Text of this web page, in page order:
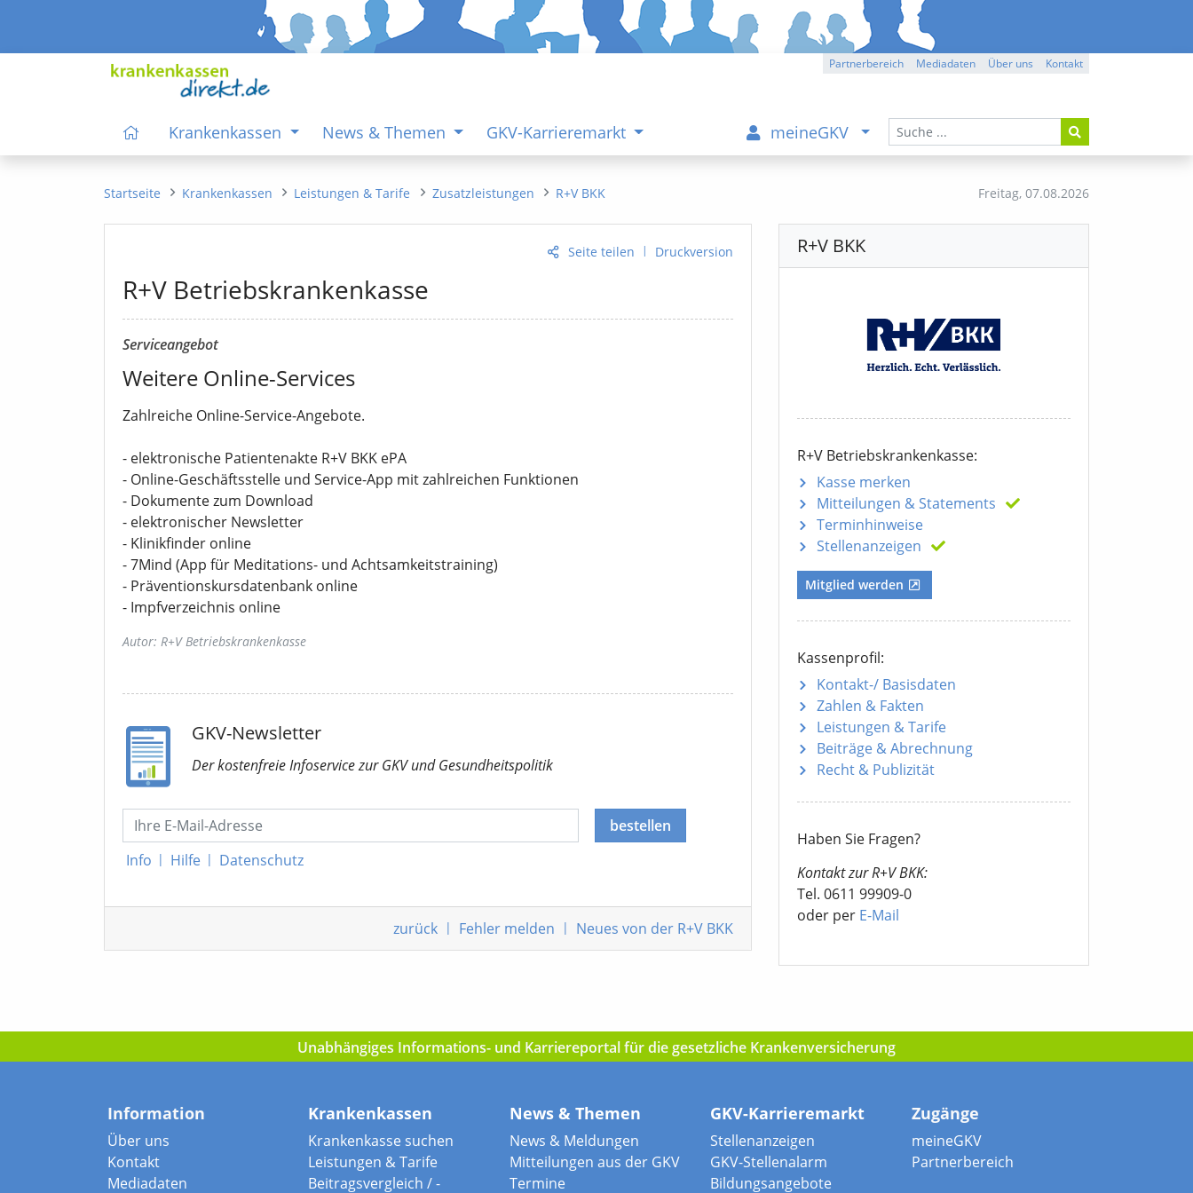
Partnerbereich Mediadaten Über uns Kontakt
Krankenkassen News & Themen GKV-Karrieremarkt meineGKV
Freitag, 07.08.2026
Startseite Krankenkassen Leistungen & Tarife Zusatzleistungen R+V BKK
Seite teilen | Druckversion
R+V Betriebskrankenkasse
Serviceangebot
Weitere Online-Services
Zahlreiche Online-Service-Angebote.
- elektronische Patientenakte R+V BKK ePA
- Online-Geschäftsstelle und Service-App mit zahlreichen Funktionen
- Dokumente zum Download
- elektronischer Newsletter
- Klinikfinder online
- 7Mind (App für Meditations- und Achtsamkeitstraining)
- Präventionskursdatenbank online
- Impfverzeichnis online
Autor: R+V Betriebskrankenkasse
GKV-Newsletter
Der kostenfreie Infoservicezur GKVund Gesundheitspolitik
Info | Hilfe | Datenschutz
bestellen
zurück | Fehler melden | Neues von der R+V BKK
R+V BKK
R+V Betriebskrankenkasse:
Kasse merken
Mitteilungen & Statements
Terminhinweise
Stellenanzeigen
Mitglied werden
Kassenprofil:
Kontakt-/ Basisdaten
Zahlen & Fakten
Leistungen & Tarife
Beiträge & Abrechnung
Recht & Publizität
Haben Sie Fragen?
Kontakt zur R+V BKK:
Tel. 0611 99909-0
oder per E-Mail
Unabhängiges Informations- und Karriereportal für die gesetzliche Krankenversicherung
Information
Über uns
Kontakt
Mediadaten
Krankenkassen
Krankenkasse suchen
Leistungen & Tarife
Beitragsvergleich / -
News & Themen
News & Meldungen
Mitteilungen aus der GKV
Termine
GKV-Karrieremarkt
Stellenanzeigen
GKV-Stellenalarm
Bildungsangebote
Zugänge
meineGKV
Partnerbereich